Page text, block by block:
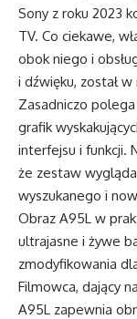
Sony z roku 2023
TV. Co ciekawe,
obok niego i
i dźwięku, został
Zasadniczo
grafik
interfejsu i funkcji.
że zestaw
wyszukanego i
Obraz A95L w
ultrajasne i żywe
zmodyfikowania
Filmowca, dający
A95L zapewnia